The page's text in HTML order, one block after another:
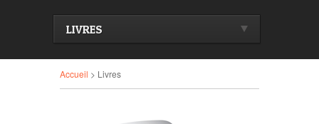
LIVRES
Accueil > Livres